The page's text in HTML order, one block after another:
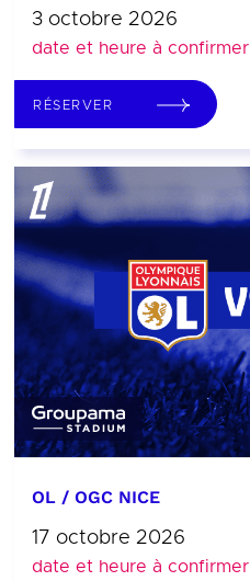
3 octobre 2026
date et heure à confirmer
RÉSERVER
OL / OGC NICE
17 octobre 2026
date et heure à confirmer